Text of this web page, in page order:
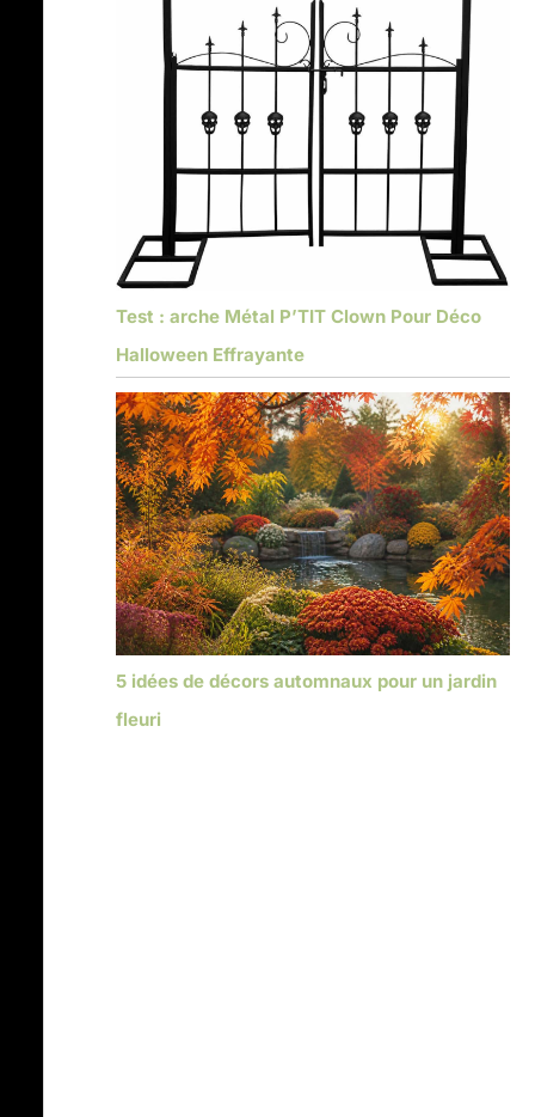
Test : arche Métal P’TIT Clown Pour Déco
Halloween Effrayante
5 idées de décors automnaux pour un jardin
fleuri